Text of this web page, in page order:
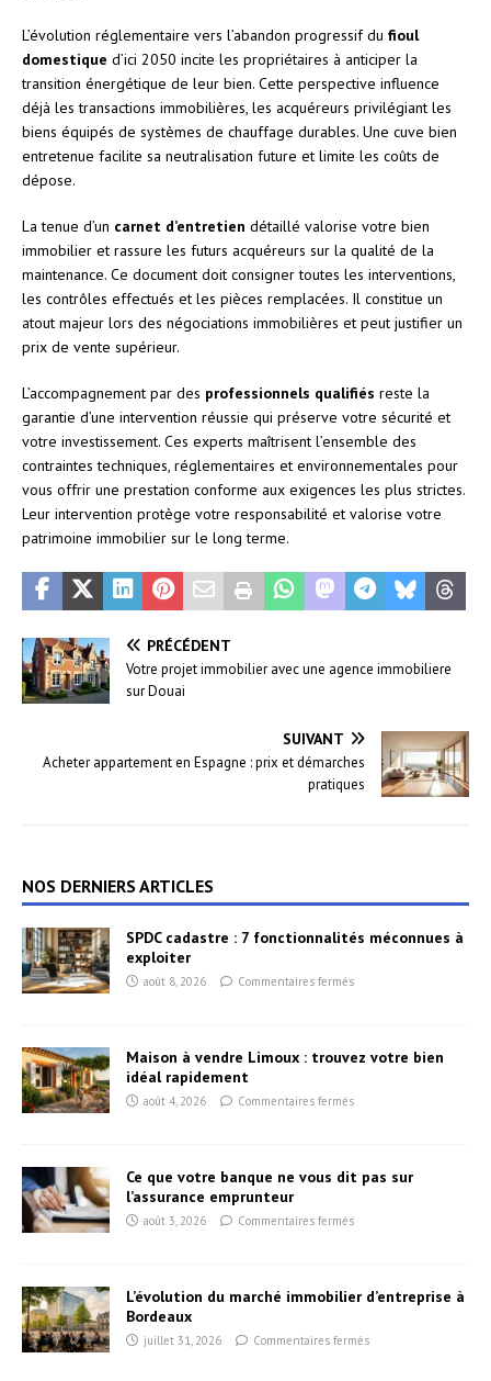
L’évolution réglementaire vers l’abandon progressif du fioul
domestique d’ici 2050 incite les propriétaires à anticiper la
transition énergétique de leur bien. Cette perspective influence
déjà les transactions immobilières, les acquéreurs privilégiant les
biens équipés de systèmes de chauffage durables. Une cuve bien
entretenue facilite sa neutralisation future et limite les coûts de
dépose.
La tenue d’un carnet d’entretien détaillé valorise votre bien
immobilier et rassure les futurs acquéreurs sur la qualité de la
maintenance. Ce document doit consigner toutes les interventions,
les contrôles effectués et les pièces remplacées. Il constitue un
atout majeur lors des négociations immobilières et peut justifier un
prix de vente supérieur.
L’accompagnement par des professionnels qualifiés reste la
garantie d’une intervention réussie qui préserve votre sécurité et
votre investissement. Ces experts maîtrisent l’ensemble des
contraintes techniques, réglementaires et environnementales pour
vous offrir une prestation conforme aux exigences les plus strictes.
Leur intervention protège votre responsabilité et valorise votre
patrimoine immobilier sur le long terme.
PRÉCÉDENT
Votre projet immobilier avec une agence immobiliere
sur Douai
SUIVANT
Acheter appartement en Espagne : prix et démarches
pratiques
NOS DERNIERS ARTICLES
SPDC cadastre : 7 fonctionnalités méconnues à
exploiter
août 8, 2026 Commentaires fermés
Maison à vendre Limoux : trouvez votre bien
idéal rapidement
août 4, 2026 Commentaires fermés
Ce que votre banque ne vous dit pas sur
l’assurance emprunteur
août 3, 2026 Commentaires fermés
L’évolution du marché immobilier d’entreprise à
Bordeaux
juillet 31, 2026 Commentaires fermés